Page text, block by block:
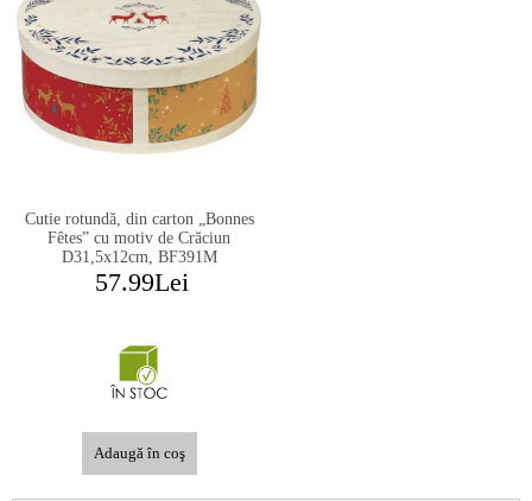
Cutie rotundă, din carton „Bonnes
Fêtes” cu motiv de Crăciun
D31,5x12cm, BF391M
57.99Lei